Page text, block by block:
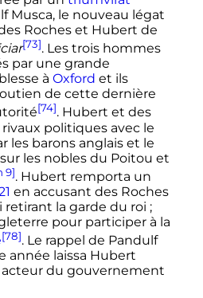
Musca, le nouveau légat
Roches et Hubert de
[73]. Les trois hommes
par une grande
à Oxford et ils
de cette dernière
[74]. Hubert et des
politiques avec le
les barons anglais et le
les nobles du Poitou et
9]. Hubert remporta un
en accusant des Roches
la garde du roi ;
pour participer à la
[78]. Le rappel de Pandulf
année laissa Hubert
du gouvernement